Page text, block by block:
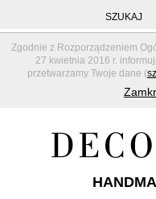
Zgodnie z Rozporządzeniem
27 kwietnia 2016 r.
przetwarzamy Twoje dane (
SZUKAJ